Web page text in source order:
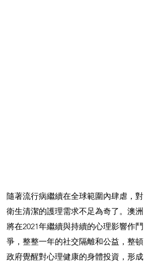
隨著流行病繼續在全球範圍內肆虐，對
衛生清潔的護理需求不足為奇了。澳洲
將在2021年繼續與持續的心理影響作鬥
爭，整整一年的社交隔離和公益，整頓
政府覺醒對心理健康的身體投資，形成